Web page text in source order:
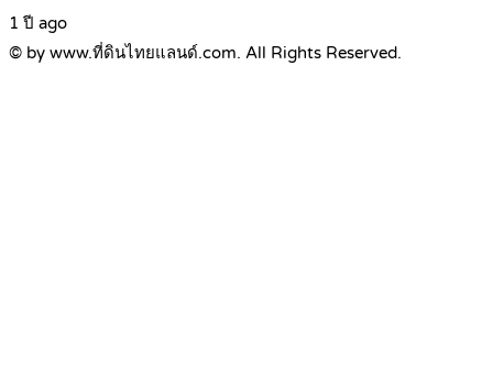
1 ปี ago
© by www.ที่ดินไทยแลนด์.com. All Rights Reserved.